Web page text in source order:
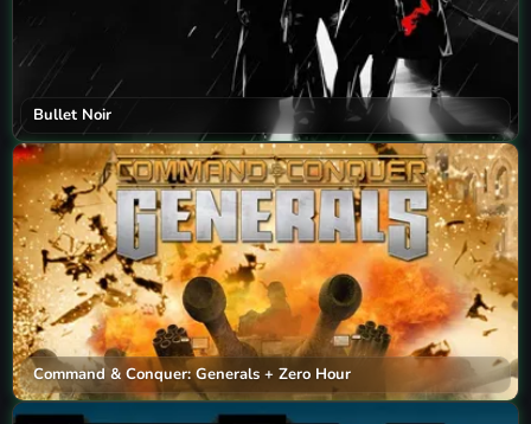
Bullet Noir
Command & Conquer: Generals + Zero Hour